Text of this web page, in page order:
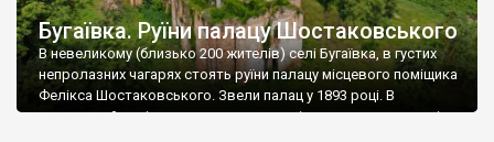
Бугаївка. Руїни палацу Шостаковського
В невеликому (близько 200 жителів) селі Бугаївка, в густих
непролазних чагарях стоять руїни палацу місцевого поміщика
Фелікса Шостаковського. Звели палац у 1893 році. В
радянський період у ньому спочатку містилася школа, потім